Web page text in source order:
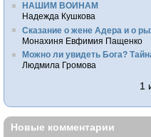
НАШИМ ВОИНАМ
Надежда Кушкова
Сказание о жене Адера и о
Монахиня Евфимия Пащенко
Можно ли увидеть Бога?
Людмила Громова
1
Новые комментарии